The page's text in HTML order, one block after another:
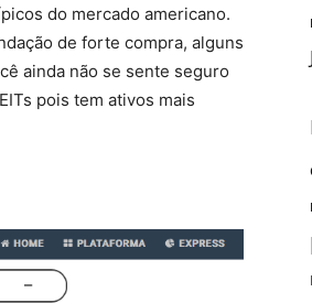
do mercado americano.
de forte compra, alguns
ainda não se sente seguro
pois tem ativos mais